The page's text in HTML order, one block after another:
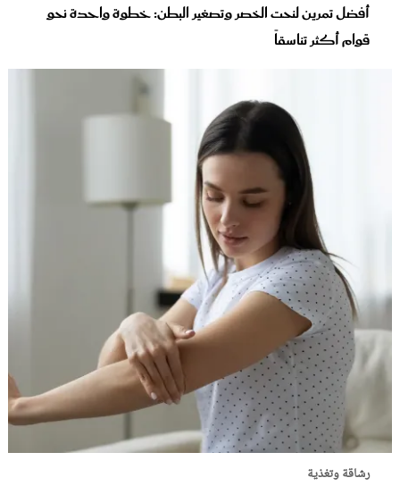
أفضل تمرين لنحت الخصر وتصغير البطن: خطوة واحدة نحو
قوام أكثر تناسقاً
رشاقة وتغذية